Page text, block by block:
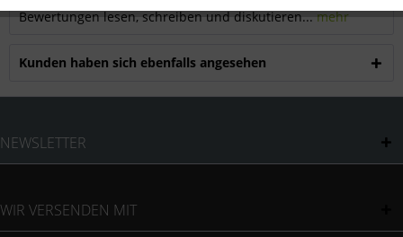
Bewertungen lesen, schreiben und diskutieren...mehr
Kunden haben sich ebenfalls angesehen
NEWSLETTER
WIR VERSENDEN MIT
Sonstige